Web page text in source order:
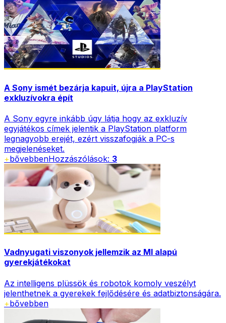
A Sony ismét bezárja kapuit, újra a PlayStation
exkluzívokra épít
A Sony egyre inkább úgy látja hogy az exkluzív
egyjátékos címek jelentik a PlayStation platform
legnagyobb erejét, ezért visszafogják a PC-s
megjelenéseket.
+bővebbenHozzászólások: 3
Vadnyugati viszonyok jellemzik az MI alapú
gyerekjátékokat
Az intelligens plüssök és robotok komoly veszélyt
jelenthetnek a gyerekek fejlődésére és adatbiztonságára.
+bővebben